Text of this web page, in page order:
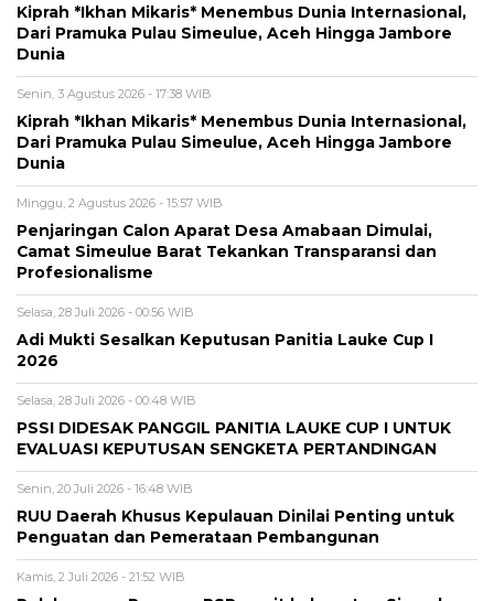
Kiprah *Ikhan Mikaris* Menembus Dunia Internasional,
Dari Pramuka Pulau Simeulue, Aceh Hingga Jambore
Dunia
Senin, 3 Agustus 2026 - 17:38 WIB
Kiprah *Ikhan Mikaris* Menembus Dunia Internasional,
Dari Pramuka Pulau Simeulue, Aceh Hingga Jambore
Dunia
Minggu, 2 Agustus 2026 - 15:57 WIB
Penjaringan Calon Aparat Desa Amabaan Dimulai,
Camat Simeulue Barat Tekankan Transparansi dan
Profesionalisme
Selasa, 28 Juli 2026 - 00:56 WIB
Adi Mukti Sesalkan Keputusan Panitia Lauke Cup I
2026
Selasa, 28 Juli 2026 - 00:48 WIB
PSSI DIDESAK PANGGIL PANITIA LAUKE CUP I UNTUK
EVALUASI KEPUTUSAN SENGKETA PERTANDINGAN
Senin, 20 Juli 2026 - 16:48 WIB
RUU Daerah Khusus Kepulauan Dinilai Penting untuk
Penguatan dan Pemerataan Pembangunan
Kamis, 2 Juli 2026 - 21:52 WIB